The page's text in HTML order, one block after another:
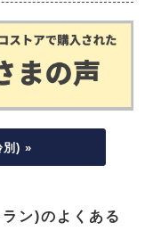
別) »
ン)のよくある